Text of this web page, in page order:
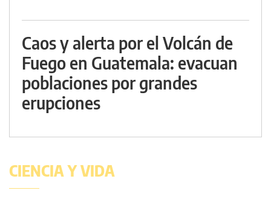
Caos y alerta por el Volcán de
Fuego en Guatemala: evacuan
poblaciones por grandes
erupciones
CIENCIA Y VIDA